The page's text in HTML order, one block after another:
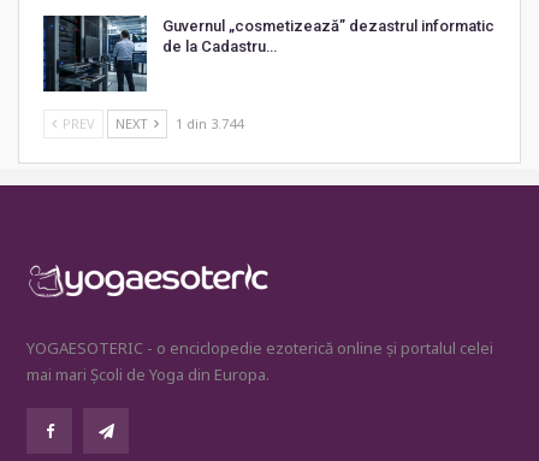
Guvernul „cosmetizează” dezastrul informatic
de la Cadastru…
PREV NEXT 1 din 3.744
YOGAESOTERIC - o enciclopedie ezoterică online și portalul celei
mai mari Școli de Yoga din Europa.